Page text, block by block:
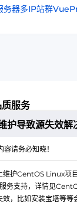
务器多IP站群
服务
限公司
2026 All
护导致源失效解
请务必知晓！
维护CentOS Linux项
务支持，详情见
，比如安装宝塔等等